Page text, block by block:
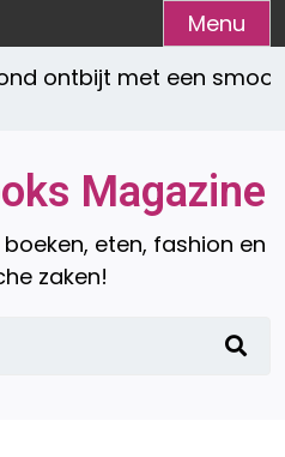
Menu
een smoothie:
Magazine
eten, fashion en
zaken!